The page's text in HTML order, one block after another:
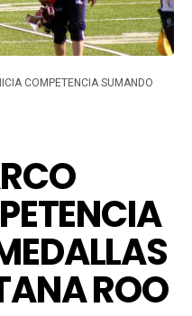
COMPETENCIA SUMANDO
ROO